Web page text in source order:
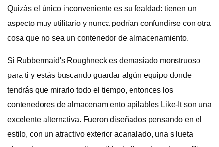
Quizás el único inconveniente es su fealdad: tienen un
aspecto muy utilitario y nunca podrían confundirse con otra
cosa que no sea un contenedor de almacenamiento.
Si Rubbermaid's Roughneck es demasiado monstruoso
para ti y estás buscando guardar algún equipo donde
tendrás que mirarlo todo el tiempo, entonces los
contenedores de almacenamiento apilables Like-It son una
excelente alternativa. Fueron diseñados pensando en el
estilo, con un atractivo exterior acanalado, una silueta